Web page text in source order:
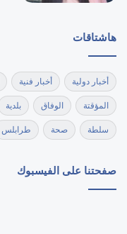
هاشتاقات
أخبار دولية أخبار فنية
المؤقتة الوفاق بلدية
سلطة صحة طرابلس
صفحتنا على الفيسبوك